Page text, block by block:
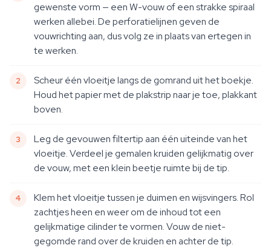
gewenste vorm — een W-vouw of een strakke spiraal
werken allebei. De perforatielijnen geven de
vouwrichting aan, dus volg ze in plaats van ertegen in
te werken.
Scheur één vloeitje langs de gomrand uit het boekje.
Houd het papier met de plakstrip naar je toe, plakkant
boven.
Leg de gevouwen filtertip aan één uiteinde van het
vloeitje. Verdeel je gemalen kruiden gelijkmatig over
de vouw, met een klein beetje ruimte bij de tip.
Klem het vloeitje tussen je duimen en wijsvingers. Rol
zachtjes heen en weer om de inhoud tot een
gelijkmatige cilinder te vormen. Vouw de niet-
gegomde rand over de kruiden en achter de tip.